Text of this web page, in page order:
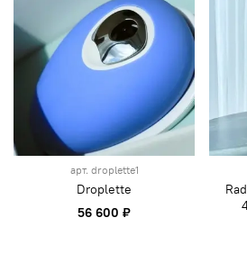
арт. droplette1
Droplette
56 600 ₽